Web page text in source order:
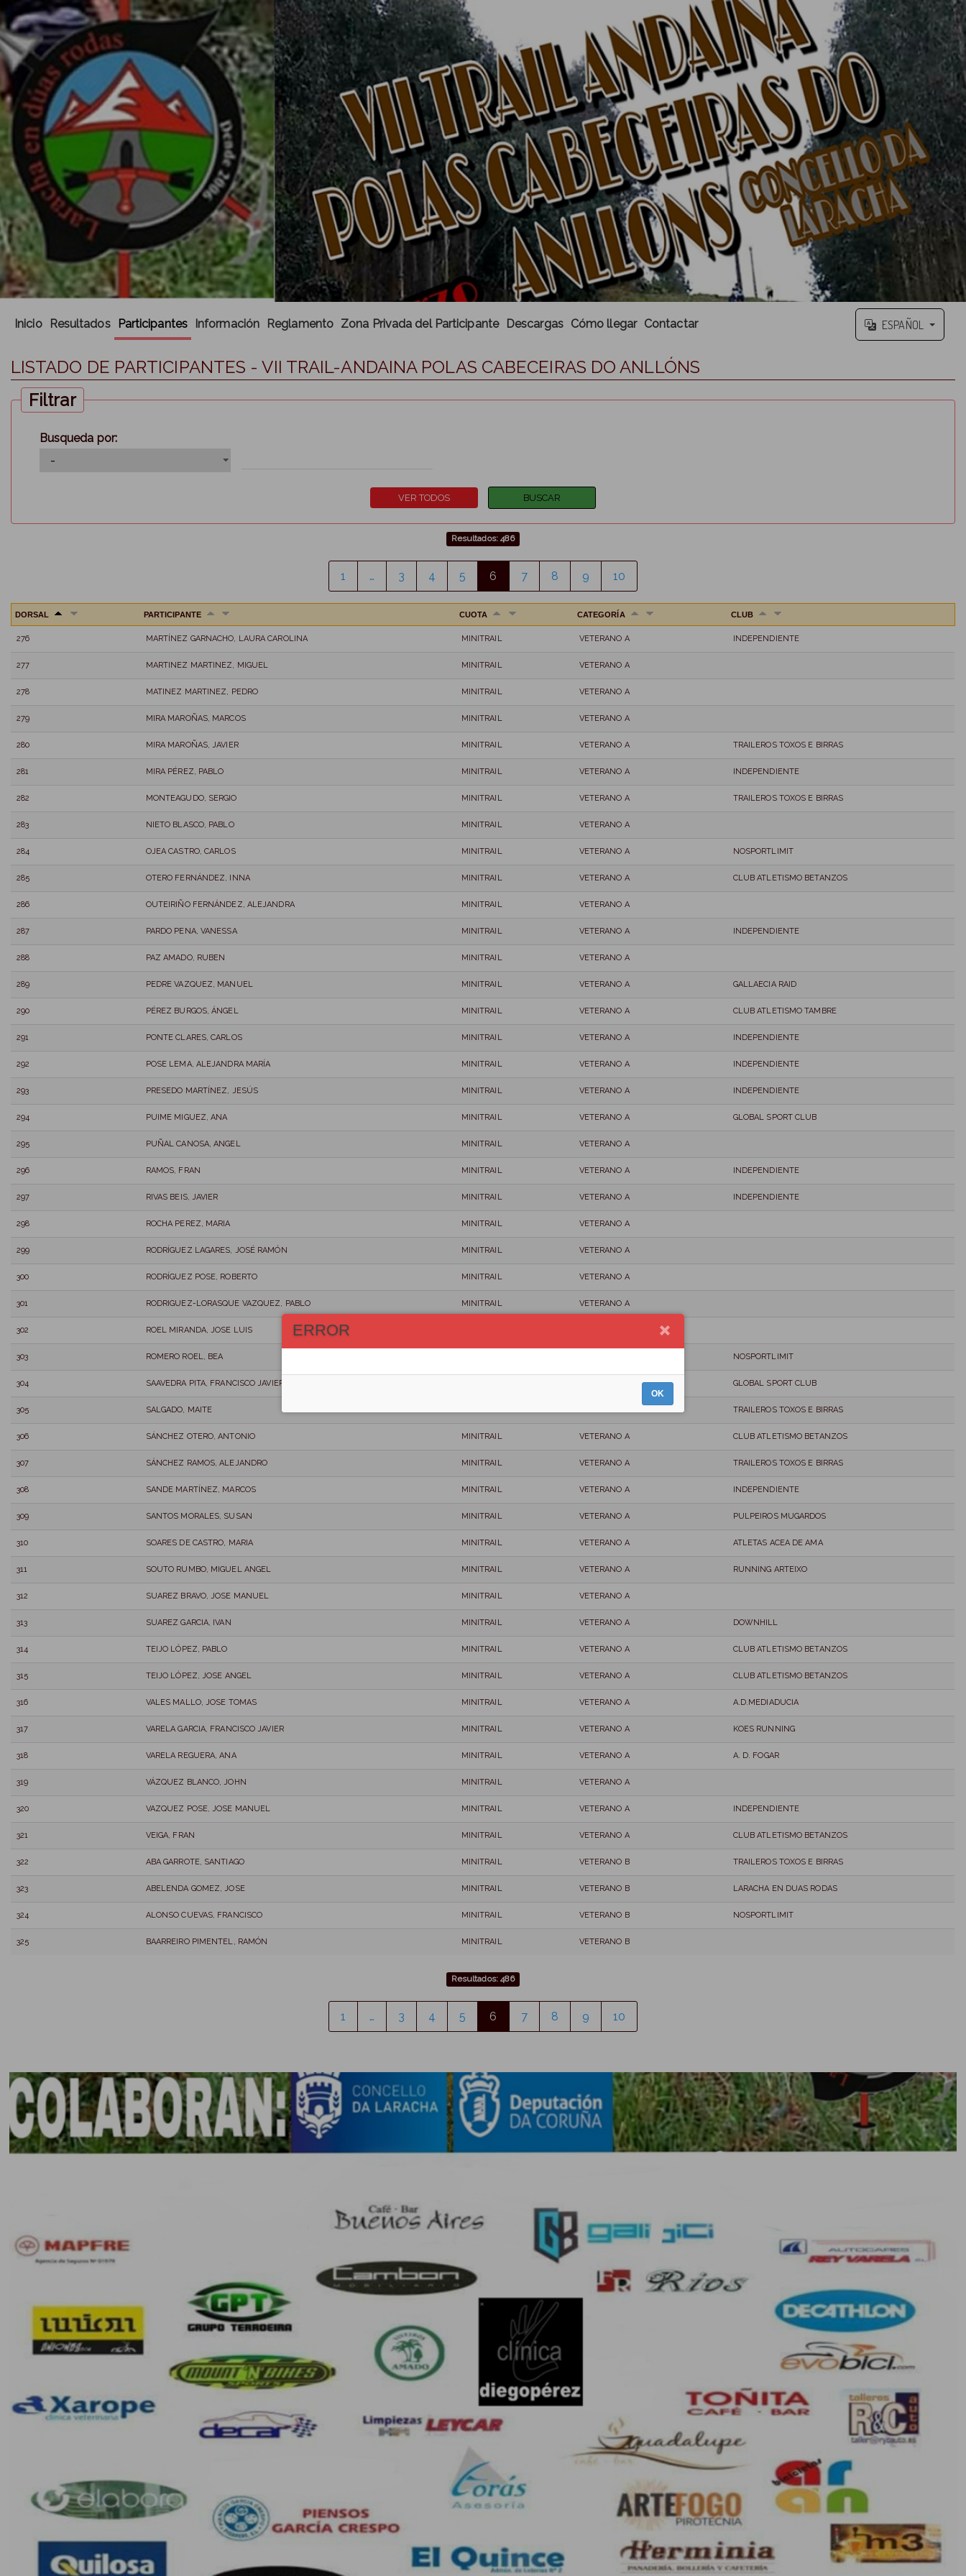
Inicio Resultados Participantes Información Reglamento Zona Privada del Participante Descargas Cómo llegar Contactar ESPAÑOL
LISTADO DE PARTICIPANTES - VII TRAIL-ANDAINA POLAS CABECEIRAS DO ANLLÓNS
Filtrar
Busqueda por:
Resultados: 486
1 … 3 4 5 6 7 8 9 10
DORSAL PARTICIPANTE CUOTA CATEGORÍA CLUB
276 MARTÍNEZ GARNACHO, LAURA CAROLINA MINITRAIL VETERANO A INDEPENDIENTE
277 MARTINEZ MARTINEZ, MIGUEL MINITRAIL VETERANO A
278 MATINEZ MARTINEZ, PEDRO MINITRAIL VETERANO A
279 MIRA MAROÑAS, MARCOS MINITRAIL VETERANO A
280 MIRA MAROÑAS, JAVIER MINITRAIL VETERANO A TRAILEROS TOXOS E BIRRAS
281 MIRA PÉREZ, PABLO MINITRAIL VETERANO A INDEPENDIENTE
282 MONTEAGUDO, SERGIO MINITRAIL VETERANO A TRAILEROS TOXOS E BIRRAS
283 NIETO BLASCO, PABLO MINITRAIL VETERANO A
284 OJEA CASTRO, CARLOS MINITRAIL VETERANO A NOSPORTLIMIT
285 OTERO FERNÁNDEZ, INNA MINITRAIL VETERANO A CLUB ATLETISMO BETANZOS
286 OUTEIRIÑO FERNÁNDEZ, ALEJANDRA MINITRAIL VETERANO A
287 PARDO PENA, VANESSA MINITRAIL VETERANO A INDEPENDIENTE
288 PAZ AMADO, RUBEN MINITRAIL VETERANO A
289 PEDRE VAZQUEZ, MANUEL MINITRAIL VETERANO A GALLAECIA RAID
290 PÉREZ BURGOS, ÁNGEL MINITRAIL VETERANO A CLUB ATLETISMO TAMBRE
291 PONTE CLARES, CARLOS MINITRAIL VETERANO A INDEPENDIENTE
292 POSE LEMA, ALEJANDRA MARÍA MINITRAIL VETERANO A INDEPENDIENTE
293 PRESEDO MARTÍNEZ, JESÚS MINITRAIL VETERANO A INDEPENDIENTE
294 PUIME MIGUEZ, ANA MINITRAIL VETERANO A GLOBAL SPORT CLUB
295 PUÑAL CANOSA, ANGEL MINITRAIL VETERANO A
296 RAMOS, FRAN MINITRAIL VETERANO A INDEPENDIENTE
297 RIVAS BEIS, JAVIER MINITRAIL VETERANO A INDEPENDIENTE
298 ROCHA PEREZ, MARIA MINITRAIL VETERANO A
299 RODRÍGUEZ LAGARES, JOSÉ RAMÓN MINITRAIL VETERANO A
300 RODRÍGUEZ POSE, ROBERTO MINITRAIL VETERANO A
301 RODRIGUEZ-LORASQUE VAZQUEZ, PABLO MINITRAIL VETERANO A
302 ROEL MIRANDA, JOSE LUIS
303 ROMERO ROEL, BEA NOSPORTLIMIT
304 SAAVEDRA PITA, FRANCISCO JAVIER GLOBAL SPORT CLUB
305 SALGADO, MAITE TRAILEROS TOXOS E BIRRAS
306 SÁNCHEZ OTERO, ANTONIO MINITRAIL VETERANO A CLUB ATLETISMO BETANZOS
307 SÁNCHEZ RAMOS, ALEJANDRO MINITRAIL VETERANO A TRAILEROS TOXOS E BIRRAS
308 SANDE MARTÍNEZ, MARCOS MINITRAIL VETERANO A INDEPENDIENTE
309 SANTOS MORALES, SUSAN MINITRAIL VETERANO A PULPEIROS MUGARDOS
310 SOARES DE CASTRO, MARIA MINITRAIL VETERANO A ATLETAS ACEA DE AMA
311 SOUTO RUMBO, MIGUEL ANGEL MINITRAIL VETERANO A RUNNING ARTEIXO
312 SUAREZ BRAVO, JOSE MANUEL MINITRAIL VETERANO A
313 SUAREZ GARCIA, IVAN MINITRAIL VETERANO A DOWNHILL
314 TEIJO LÓPEZ, PABLO MINITRAIL VETERANO A CLUB ATLETISMO BETANZOS
315 TEIJO LÓPEZ, JOSE ANGEL MINITRAIL VETERANO A CLUB ATLETISMO BETANZOS
316 VALES MALLO, JOSE TOMAS MINITRAIL VETERANO A A.D.MEDIADUCIA
317 VARELA GARCIA, FRANCISCO JAVIER MINITRAIL VETERANO A KOES RUNNING
318 VARELA REGUERA, ANA MINITRAIL VETERANO A A. D. FOGAR
319 VÁZQUEZ BLANCO, JOHN MINITRAIL VETERANO A
320 VAZQUEZ POSE, JOSE MANUEL MINITRAIL VETERANO A INDEPENDIENTE
321 VEIGA, FRAN MINITRAIL VETERANO A CLUB ATLETISMO BETANZOS
322 ABA GARROTE, SANTIAGO MINITRAIL VETERANO B TRAILEROS TOXOS E BIRRAS
323 ABELENDA GOMEZ, JOSE MINITRAIL VETERANO B LARACHA EN DUAS RODAS
324 ALONSO CUEVAS, FRANCISCO MINITRAIL VETERANO B NOSPORTLIMIT
325 BAARREIRO PIMENTEL, RAMÓN MINITRAIL VETERANO B
Resultados: 486
1 … 3 4 5 6 7 8 9 10
ERROR
OK